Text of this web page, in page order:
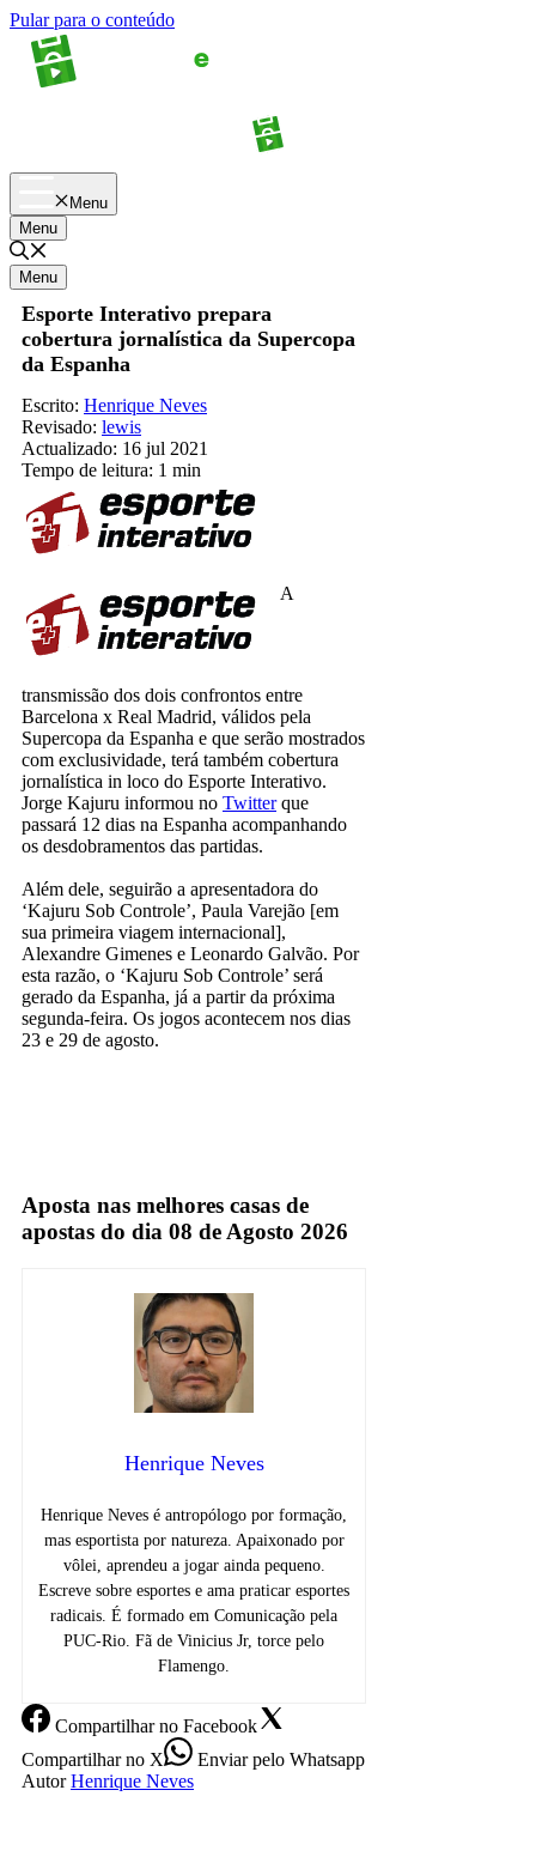
Pular para o conteúdo
Menu
Menu
Menu
Esporte Interativo prepara
cobertura jornalística da Supercopa
da Espanha
Escrito: Henrique Neves
Revisado: lewis
Actualizado: 16 jul 2021
Tempo de leitura: 1 min
A
transmissão dos dois confrontos entre
Barcelona x Real Madrid, válidos pela
Supercopa da Espanha e que serão mostrados
com exclusividade, terá também cobertura
jornalística in loco do Esporte Interativo.
Jorge Kajuru informou no Twitterque
passará 12 dias na Espanha acompanhando
os desdobramentos das partidas.
Além dele, seguirão a apresentadora do
‘Kajuru Sob Controle’, Paula Varejão [em
sua primeira viagem internacional],
Alexandre Gimenes e Leonardo Galvão. Por
esta razão, o ‘Kajuru Sob Controle’ será
gerado da Espanha, já a partir da próxima
segunda-feira. Os jogos acontecem nos dias
23 e 29 de agosto.
Aposta nas melhores casas de
apostas do dia 08 de Agosto 2026
Henrique Neves
Henrique Neves é antropólogo por formação,
mas esportista por natureza. Apaixonado por
vôlei, aprendeu a jogar ainda pequeno.
Escreve sobre esportes e ama praticar esportes
radicais. É formado em Comunicação pela
PUC-Rio. Fã de Vinicius Jr, torce pelo
Flamengo.
Compartilharno Facebook
Compartilharno X Enviarpelo Whatsapp
Autor Henrique Neves